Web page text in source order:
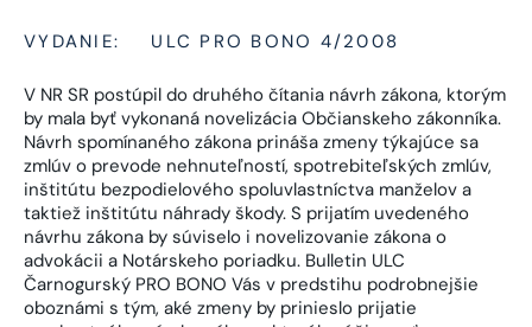
VYDANIE: ULC PRO BONO 4/2008
V NR SR postúpil do druhého čítania návrh zákona, ktorým
by mala byť vykonaná novelizácia Občianskeho zákonníka.
Návrh spomínaného zákona prináša zmeny týkajúce sa
zmlúv o prevode nehnuteľností, spotrebiteľských zmlúv,
inštitútu bezpodielového spoluvlastníctva manželov a
taktiež inštitútu náhrady škody. S prijatím uvedeného
návrhu zákona by súviselo i novelizovanie zákona o
advokácii a Notárskeho poriadku. Bulletin ULC
Čarnogurský PRO BONO Vás v predstihu podrobnejšie
oboznámi s tým, aké zmeny by prinieslo prijatie